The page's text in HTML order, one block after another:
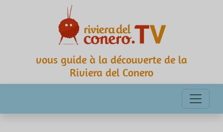
vous guide à la découverte de la
Riviera del Conero